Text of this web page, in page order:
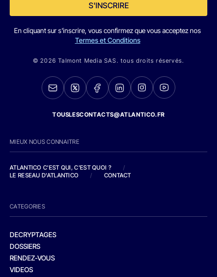
S'INSCRIRE
En cliquant sur s'inscrire, vous confirmez que vous acceptez nos
Termes et Conditions
© 2026 Talmont Media SAS. tous droits réservés.
TOUSLESCONTACTS@ATLANTICO.FR
MIEUX NOUS CONNAITRE
ATLANTICO C'EST QUI, C'EST QUOI ?
/
LE RESEAU D'ATLANTICO
/ CONTACT
CATEGORIES
DECRYPTAGES
DOSSIERS
RENDEZ-VOUS
VIDEOS